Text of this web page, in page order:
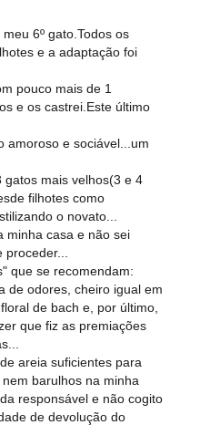
6º gato.Todos os
e a adaptação foi
pouco mais de 1
e os castrei.Este último
amoroso e sociável...um
gatos mais velhos(3 e 4
filhotes como
o novato...
minha casa e não sei
que se recomendam:
de odores, cheiro igual em
de bach e, por último,
que fiz as premiações
areia suficientes para
barulhos na minha
responsável e não cogito
de devolução do